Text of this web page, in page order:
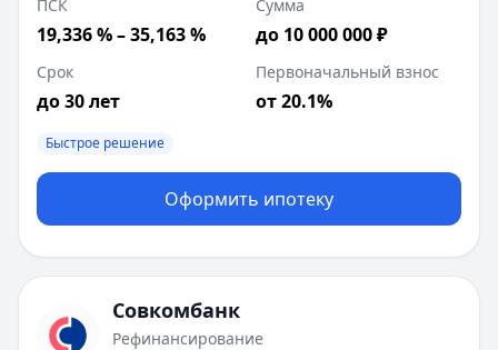
ПСК
19,336 % – 35,163 %
Сумма
до 10 000 000 ₽
Срок
до 30 лет
Первоначальный взнос
от 20.1%
Быстрое решение
Оформить ипотеку
Совкомбанк
Рефинансирование